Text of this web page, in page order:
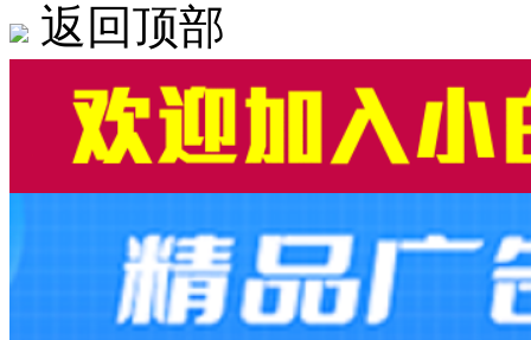
返回顶部